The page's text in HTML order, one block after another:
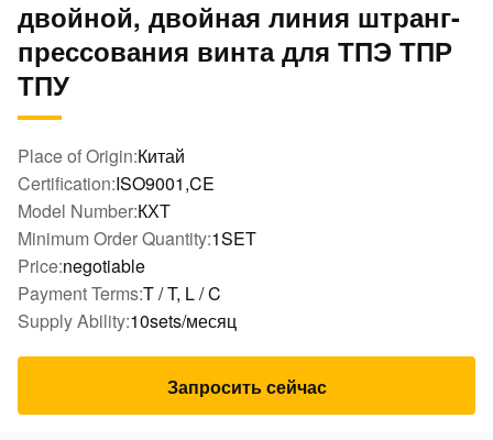
двойной, двойная линия штранг-
прессования винта для ТПЭ ТПР
ТПУ
Place of Origin:Китай
Certification:ISO9001,CE
Model Number:КХТ
Minimum Order Quantity:1SET
Price:negotiable
Payment Terms:T / T, L / C
Supply Ability:10sets/месяц
Запросить сейчас